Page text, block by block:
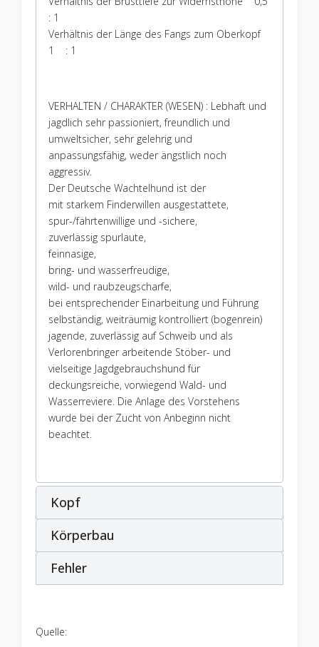
: 1
Verhältnis der Länge des Fangs zum Oberkopf
1 : 1
VERHALTEN / CHARAKTER (WESEN) : Lebhaft und
jagdlich sehr passioniert, freundlich und
umweltsicher, sehr gelehrig und
anpassungsfähig, weder ängstlich noch
aggressiv.
Der Deutsche Wachtelhund ist der
mit starkem Finderwillen ausgestattete,
spur-/fährtenwillige und -sichere,
zuverlässig spurlaute,
feinnasige,
bring- und wasserfreudige,
wild- und raubzeugscharfe,
bei entsprechender Einarbeitung und Führung
selbständig, weiträumig kontrolliert (bogenrein)
jagende, zuverlässig auf Schweib und als
Verlorenbringer arbeitende Stöber- und
vielseitige Jagdgebrauchshund für
deckungsreiche, vorwiegend Wald- und
Wasserreviere. Die Anlage des Vorstehens
wurde bei der Zucht von Anbeginn nicht
beachtet.
Kopf
Körperbau
Fehler
Quelle: